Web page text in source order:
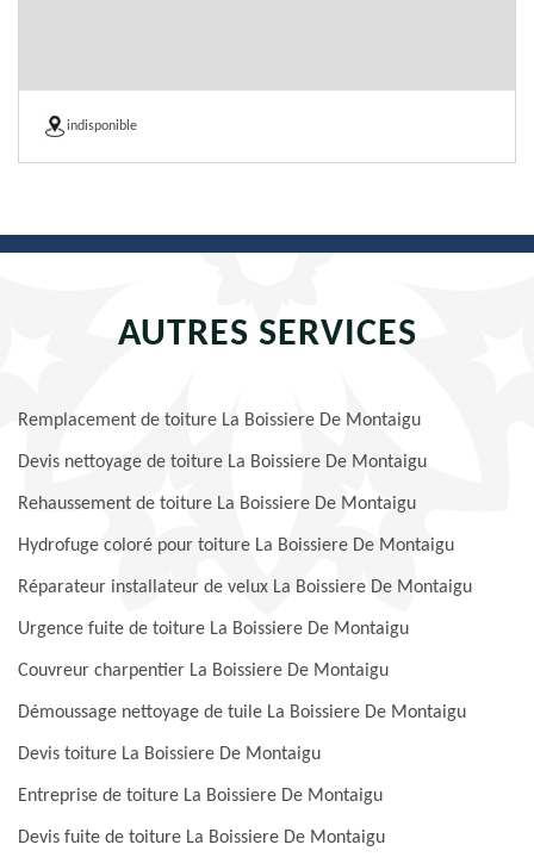
indisponible
AUTRES SERVICES
Remplacement de toiture La Boissiere De Montaigu
Devis nettoyage de toiture La Boissiere De Montaigu
Rehaussement de toiture La Boissiere De Montaigu
Hydrofuge coloré pour toiture La Boissiere De Montaigu
Réparateur installateur de velux La Boissiere De Montaigu
Urgence fuite de toiture La Boissiere De Montaigu
Couvreur charpentier La Boissiere De Montaigu
Démoussage nettoyage de tuile La Boissiere De Montaigu
Devis toiture La Boissiere De Montaigu
Entreprise de toiture La Boissiere De Montaigu
Devis fuite de toiture La Boissiere De Montaigu